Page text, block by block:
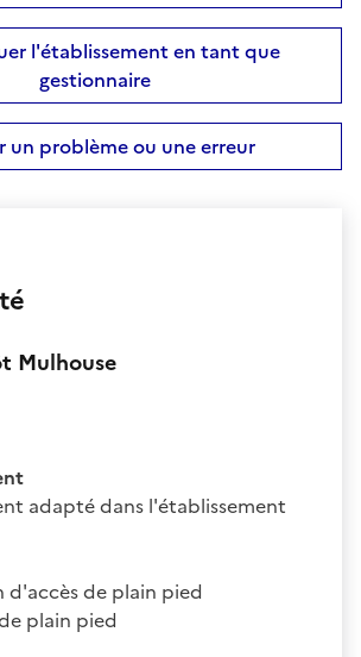
l'établissement en tant que
gestionnaire
un problème ou une erreur
Mulhouse
adapté dans l'établissement
d'accès de plain pied
plain pied